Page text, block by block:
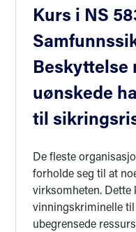
Kurs i NS
uønskede
til
De fleste
forholde seg til at
virksomheten. Dette
vinningskriminelle
ubegrensede